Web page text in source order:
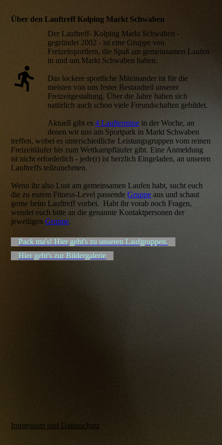
Über den Lauftreff Kolping Markt Schwaben
Der Lauftreff- Kolping Markt Schwaben -
gegründet 2002 - ist eine Gruppe von
Freizeitsportlern, die Spaß am gemeinsamen Laufen
in und um Markt Schwaben haben.
Das lockere sportliche Miteinander ist für die
meisten von uns fester Bestandteil unserer
Freizeitgestaltung. Über die Jahre haben sich
natürlich auch schon viele Freundschaften gebildet.
Aktuell gibt es4 Lauftermine in der Woche, an
denen wir uns am Sportpark in Markt Schwaben
treffen, wobei es unterschiedliche Leistungsgruppen vom reinen
Freizeitläufer bis zum Wettkampfläufer gibt. Eine Anmeldung
ist nicht erforderlich - jede(r) ist herzlich Eingeladen, an unseren
Lauftreffs teilzunehmen.
Wenn ihr also Lust am gemeinsamen Laufen habt, sucht euch
die zu eurem Fitness-Level passendeGruppe aus und schaut
gerne beim Lauftreff vorbei. Habt ihr vorab noch Fragen,
wendet euch bitte an die genannte Kontaktpersonen der
jeweiligenGruppe.
Pack ma's! Hier geht's zu unseren Laufgruppen.
Hier geht's zur Bildergalerie
Impressum und Datenschutz